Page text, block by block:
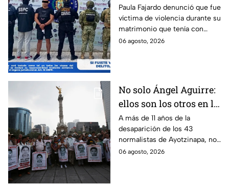
hasta ahora detienen al
presunto agresor: el
caso de Paula Fajardo
Paula Fajardo denunció que fue
víctima de violencia durante su
matrimonio que tenía con
Jorge Francisco “N”, quien fue
06 agosto, 2026
No solo Ángel Aguirre:
ellos son los otros en la
lupa por el caso
Ayotzinapa
A más de 11 años de la
desaparición de los 43
normalistas de Ayotzinapa, no
se ha conocido el paradero de
06 agosto, 2026